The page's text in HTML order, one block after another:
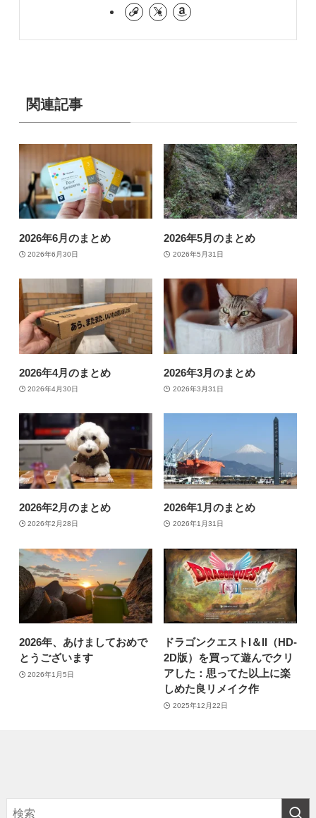
関連記事
2026年6月のまとめ
2026年6月30日
2026年5月のまとめ
2026年5月31日
2026年4月のまとめ
2026年4月30日
2026年3月のまとめ
2026年3月31日
2026年2月のまとめ
2026年2月28日
2026年1月のまとめ
2026年1月31日
2026年、あけましておめで
とうございます
2026年1月5日
ドラゴンクエストI＆II（HD-
2D版）を買って遊んでクリ
アした：思ってた以上に楽
しめた良リメイク作
2025年12月22日